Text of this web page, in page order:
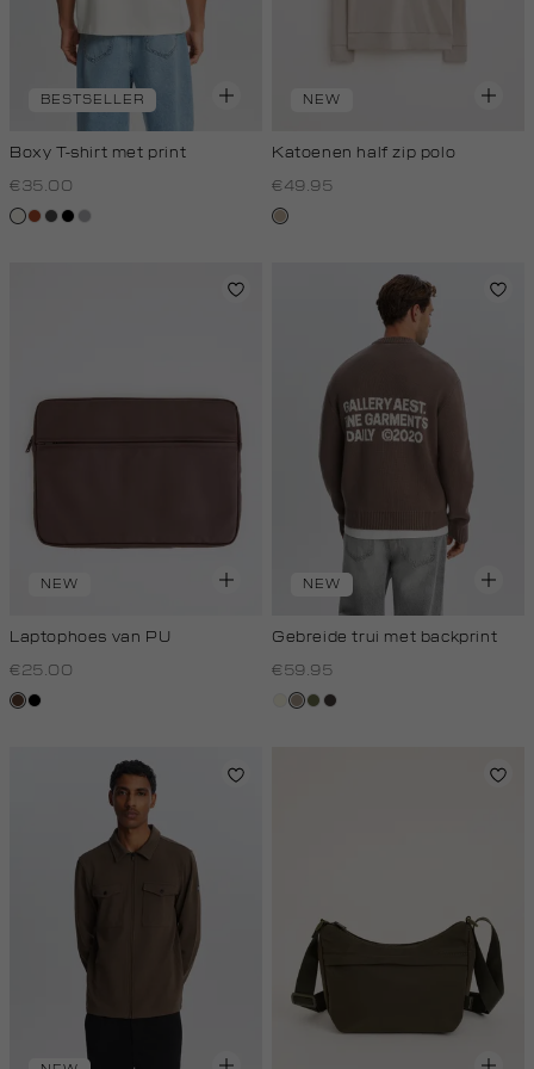
BESTSELLER
Boxy T-shirt met print
€35.00
creme,
bruin
donkergrijs
zwart
grijs,
NEW
Katoenen half zip polo
€49.95
kit,
NEW
Laptophoes van PU
€25.00
donkerbruin
zwart
NEW
Gebreide trui met backprint
€59.95
wit,taupe,
groen,
choco